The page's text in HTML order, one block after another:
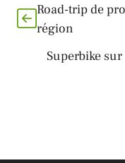
Road-trip de
région
Superbike